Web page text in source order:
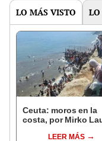
LO MÁS VISTO
Ceuta: moros en la
costa, por Mirko
LEER MÁS